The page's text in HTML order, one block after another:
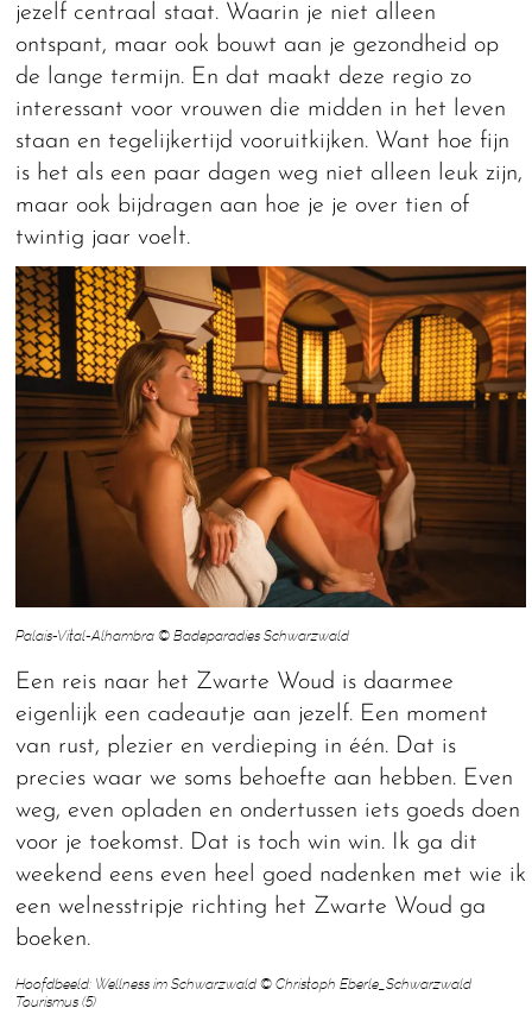
jezelf centraal staat. Waarin je niet alleen
ontspant, maar ook bouwt aan je gezondheid op
de lange termijn. En dat maakt deze regio zo
interessant voor vrouwen die midden in het leven
staan en tegelijkertijd vooruitkijken. Want hoe fijn
is het als een paar dagen weg niet alleen leuk zijn,
maar ook bijdragen aan hoe je je over tien of
twintig jaar voelt.
Palais-Vital-Alhambra © Badeparadies Schwarzwald
Een reis naar het Zwarte Woud is daarmee
eigenlijk een cadeautje aan jezelf. Een moment
van rust, plezier en verdieping in één. Dat is
precies waar we soms behoefte aan hebben. Even
weg, even opladen en ondertussen iets goeds doen
voor je toekomst. Dat is toch win win. Ik ga dit
weekend eens even heel goed nadenken met wie ik
een welnesstripje richting het Zwarte Woud ga
boeken.
Hoofdbeeld: Wellness im Schwarzwald © Christoph Eberle_Schwarzwald
Tourismus (5)